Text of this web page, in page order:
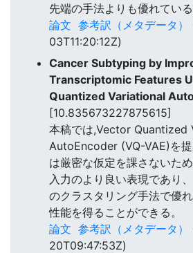
先端の手法よりも優れている
論文 参考訳（メタデータ）
03T11:20:12Z)
Cancer Subtyping by
Transcriptomic Features
Quantized Variational
[10.835673227875615]
本稿では,Vector Quantized
AutoEncoder (VQ-VAE)を
は厳密な仮定を課さないた
入力のより良い表現であり
のクラスタリング手法で優
性能を得ることができる。
論文 参考訳（メタデータ）
20T09:47:53Z)